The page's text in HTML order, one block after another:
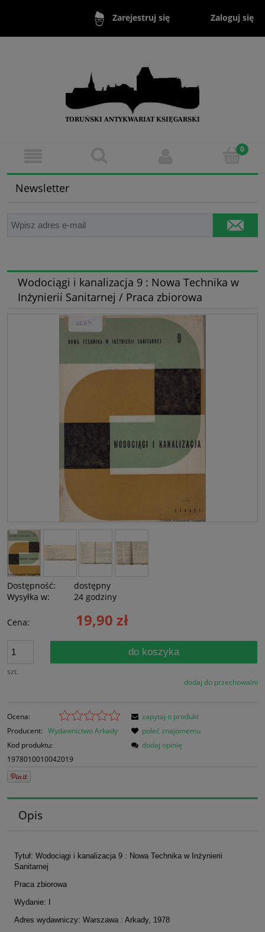
Zarejestruj się Zaloguj się
Newsletter
Wodociągi i kanalizacja 9 : Nowa Technika w
Inżynierii Sanitarnej / Praca zbiorowa
Dostępność:
dostępny
Wysyłka w:
24 godziny
Cena: 19,90 zł
szt.
do koszyka
dodaj do przechowalni
Ocena:
Producent: Wydawnictwo Arkady
Kod produktu:
1978010010042019
zapytaj o produkt
poleć znajomemu
dodaj opinię
Opis
Tytuł: Wodociągi i kanalizacja 9 : Nowa Technika w Inżynierii
Sanitarnej
Praca zbiorowa
Wydanie: I
Adres wydawniczy: Warszawa : Arkady, 1978